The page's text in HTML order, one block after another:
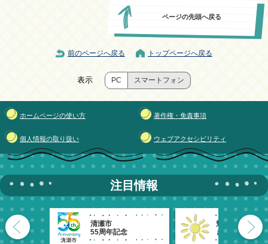
ページの先頭へ戻る
前のページへ戻る トップページへ戻る
表示 PC スマートフォン
ホームページの使い方 著作権・免責事項
個人情報の取り扱い ウェブアクセシビリティ
注目情報
清瀬市
55周年記念
魅力発信！
きよせのーと。